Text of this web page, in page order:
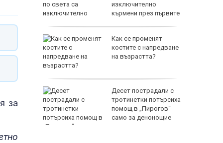
за
поста
изключително
кърмени през първите
Как се променят
костите с напредване
на възрастта?
Десет пострадали с
тротинетки потърсиха
помощ в „Пирогов“
само за денонощие